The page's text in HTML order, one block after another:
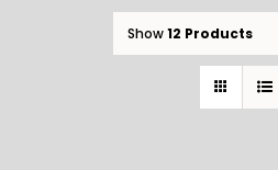
Show12 Products